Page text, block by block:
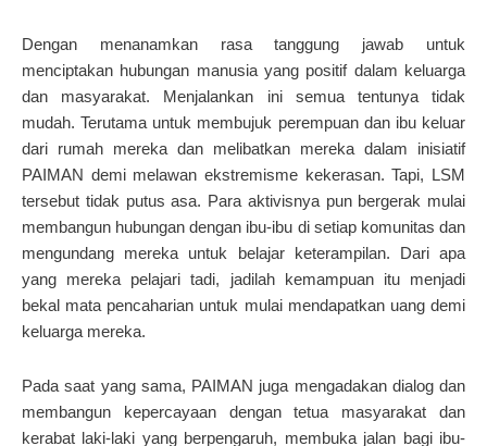
Dengan menanamkan rasa tanggung jawab untuk
menciptakan hubungan manusia yang positif dalam keluarga
dan masyarakat. Menjalankan ini semua tentunya tidak
mudah. Terutama untuk membujuk perempuan dan ibu keluar
dari rumah mereka dan melibatkan mereka dalam inisiatif
PAIMAN demi melawan ekstremisme kekerasan. Tapi, LSM
tersebut tidak putus asa. Para aktivisnya pun bergerak mulai
membangun hubungan dengan ibu-ibu di setiap komunitas dan
mengundang mereka untuk belajar keterampilan. Dari apa
yang mereka pelajari tadi, jadilah kemampuan itu menjadi
bekal mata pencaharian untuk mulai mendapatkan uang demi
keluarga mereka.
Pada saat yang sama, PAIMAN juga mengadakan dialog dan
membangun kepercayaan dengan tetua masyarakat dan
kerabat laki-laki yang berpengaruh, membuka jalan bagi ibu-